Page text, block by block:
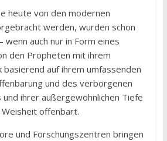
heute von den modernen
werden, wurden schon
wenn auch nur in Form eines
den Propheten mit ihrem
basierend auf ihrem umfassenden
und des verborgenen
ihrer außergewöhnlichen Tiefe
offenbart.
und Forschungszentren bringen